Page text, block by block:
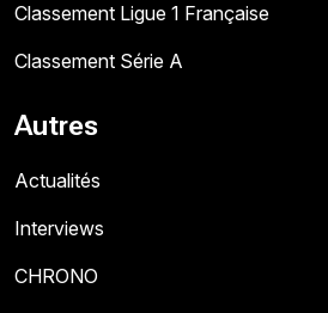
Classement Ligue 1 Française
Classement Série A
Autres
Actualités
Interviews
CHRONO